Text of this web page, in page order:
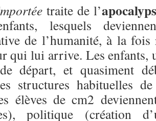
traite de l’
lesquels
de l’humanité, à la
qui lui arrive. Les enfants,
départ, et quasiment
structures habituelles
élèves de cm2
politique (création